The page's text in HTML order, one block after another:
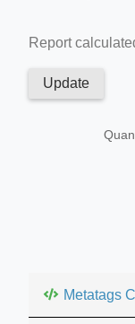
Report
Update
Metatags